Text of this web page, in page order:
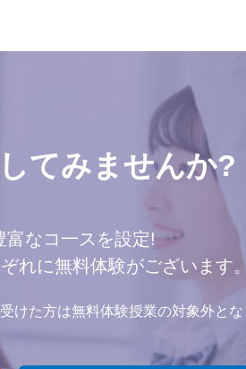
てみませんか?
なコ一スを設定!
れに無料体験がございます。
けた方は無料体験授業の対象外とな